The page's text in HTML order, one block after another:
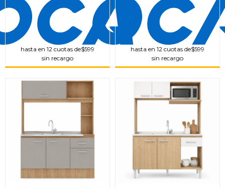
hasta en 12 cuotas de$599
sin recargo
hasta en 12 cuotas de$599
sin recargo